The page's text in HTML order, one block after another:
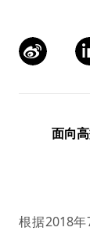
面向
根据2018